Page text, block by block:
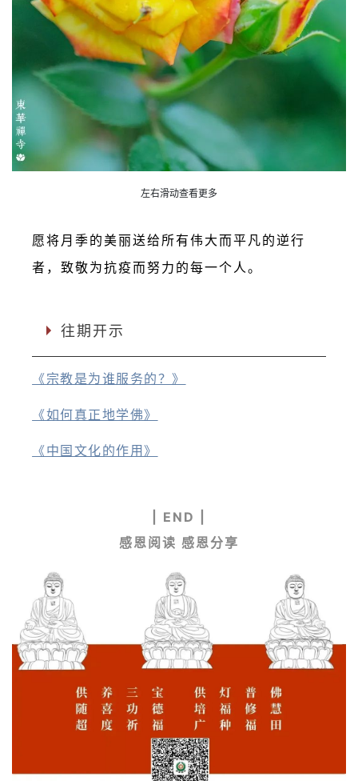
左右滑动查看更多
愿将月季的美丽送给所有伟大而平凡的逆行
者，致敬为抗疫而努力的每一个人。
往期开示
《宗教是为谁服务的？》
《如何真正地学佛》
《中国文化的作用》
END |
感恩阅读 感恩分享